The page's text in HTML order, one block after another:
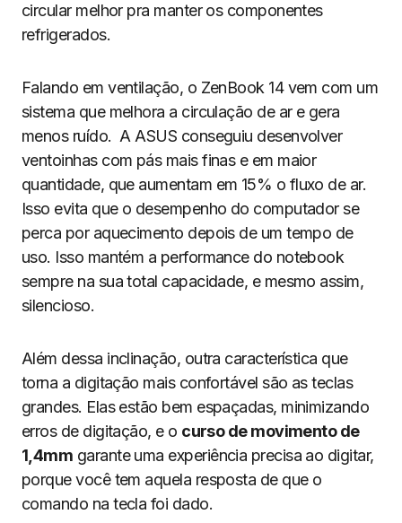
circular melhor pra manter os componentes
refrigerados.
Falando em ventilação, o ZenBook 14 vem com um
sistema que melhora a circulação de ar e gera
menos ruído. A ASUS conseguiu desenvolver
ventoinhas com pás mais finas e em maior
quantidade, que aumentam em 15% o fluxo de ar.
Isso evita que o desempenho do computador se
perca por aquecimento depois de um tempo de
uso. Isso mantém a performance do notebook
sempre na sua total capacidade, e mesmo assim,
silencioso.
Além dessa inclinação, outra característica que
torna a digitação mais confortável são as teclas
grandes. Elas estão bem espaçadas, minimizando
erros de digitação, e o curso de movimento de
1,4mm garante uma experiência precisa ao digitar,
porque você tem aquela resposta de que o
comando na tecla foi dado.